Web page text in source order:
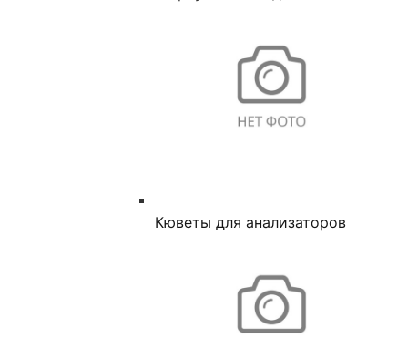
Кюветы для анализаторов